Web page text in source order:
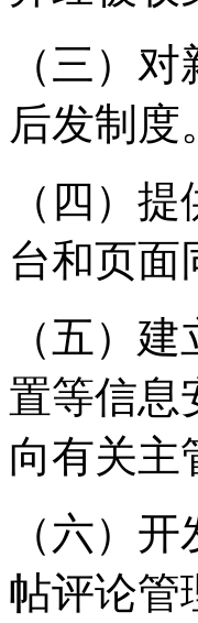
（三）
后发制度
（四）
台和页面
（五）
置等信息
向有关主
（六）
帖评论管